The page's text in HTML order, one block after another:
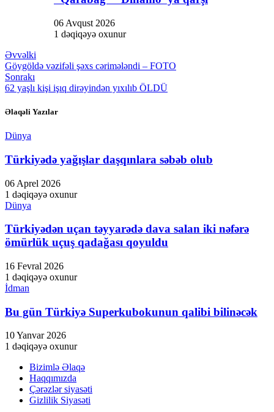
06 Avqust 2026
1 dəqiqəyə oxunur
Əvvəlki
Göygöldə vəzifəli şəxs cərimələndi – FOTO
Sonrakı
62 yaşlı kişi işıq dirəyindən yıxılıb ÖLDÜ
Əlaqəli Yazılar
Dünya
Türkiyədə yağışlar daşqınlara səbəb olub
06 Aprel 2026
1 dəqiqəyə oxunur
Dünya
Türkiyədən uçan təyyarədə dava salan iki nəfərə
ömürlük uçuş qadağası qoyuldu
16 Fevral 2026
1 dəqiqəyə oxunur
İdman
Bu gün Türkiyə Superkubokunun qalibi bilinəcək
10 Yanvar 2026
1 dəqiqəyə oxunur
Bizimlə Əlaqə
Haqqımızda
Çərəzlər siyasəti
Gizlilik Siyasəti